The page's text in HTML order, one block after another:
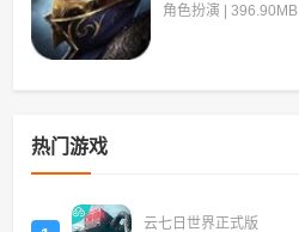
角色扮演 | 396.90MB
热门游戏
云七日世界正式版